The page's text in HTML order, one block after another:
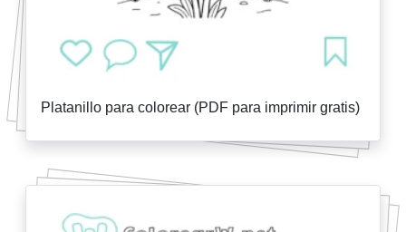
Platanillo para colorear (PDF para imprimir gratis)